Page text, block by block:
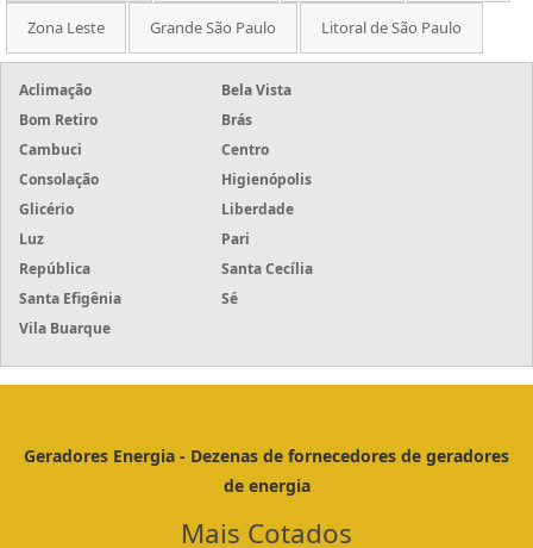
Zona Leste Grande São Paulo Litoral de São Paulo
Aclimação
Bela Vista
Bom Retiro
Brás
Cambuci
Centro
Consolação
Higienópolis
Glicério
Liberdade
Luz
Pari
República
Santa Cecília
Santa Efigênia
Sé
Vila Buarque
Geradores Energia - Dezenas de fornecedores de geradores
de energia
Mais Cotados